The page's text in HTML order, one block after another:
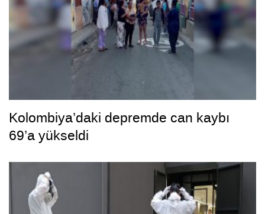
Kolombiya’daki depremde can kaybı
69’a yükseldi